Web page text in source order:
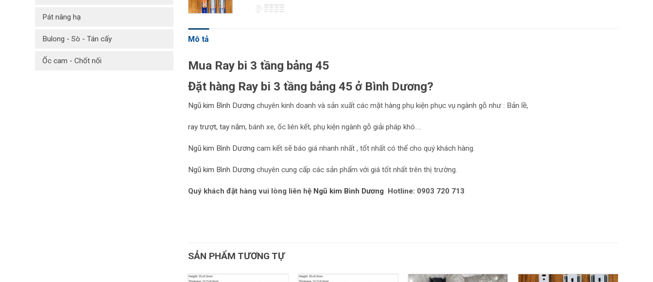
Mô tả
Mua Ray bi 3 tầng bảng 45
Đặt hàng Ray bi 3 tầng bảng 45 ở Bình Dương?
Ngũ kim Bình Dương chuyên kinh doanh và sản xuất các mặt hàng phụ kiện phục vụ ngành gỗ như : Bản lề,
ray trượt, tay nắm, bánh xe, ốc liên kết, phụ kiện ngành gỗ giải pháp khó….
Ngũ kim Bình Dương cam kết sẽ báo giá nhanh nhất , tốt nhất có thể cho quý khách hàng.
Ngũ kim Bình Dương chuyên cung cấp các sản phẩm với giá tốt nhất trên thị trường.
Quý khách đặt hàng vui lòng liên hệ Ngũ kim Bình Dương Hotline: 0903 720 713
SẢN PHẨM TƯƠNG TỰ
Pát nâng hạ
Bulong - Sò - Tán cấy
Ốc cam - Chốt nối